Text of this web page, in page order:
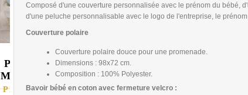
Panier naissance
Mon bavoir brodé
PERSONNALISABLE
Composé d'une couverture personnalisée avec le prénom du bébé,
d'une peluche personnalisable avec le logo de l'entreprise, le
Couverture polaire
Couverture polaire douce pour une promenade.
Dimensions : 98x72 cm.
Composition : 100% Polyester.
Bavoir bébé en coton avec fermeture velcro :